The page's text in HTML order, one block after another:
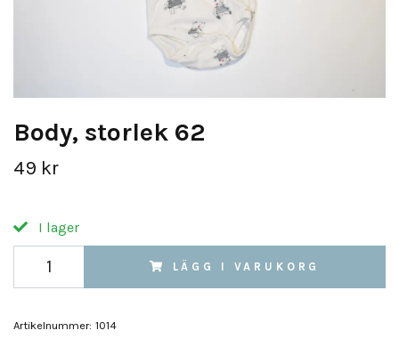
Body, storlek 62
49 kr
I lager
LÄGG I VARUKORG
Artikelnummer: 1014